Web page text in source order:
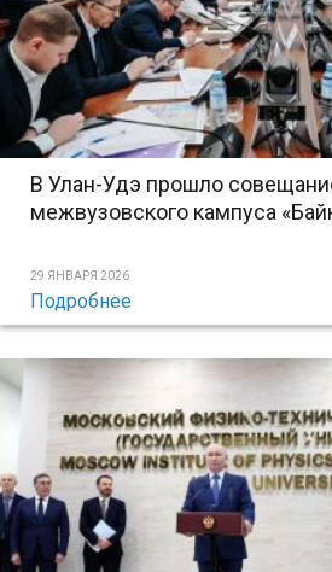
В Улан-Удэ прошло
межвузовского кампуса
29 ЯНВАРЯ 2026
Подробнее